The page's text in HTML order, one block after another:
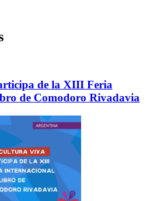
de la XIII Feria
de Comodoro Rivadavia